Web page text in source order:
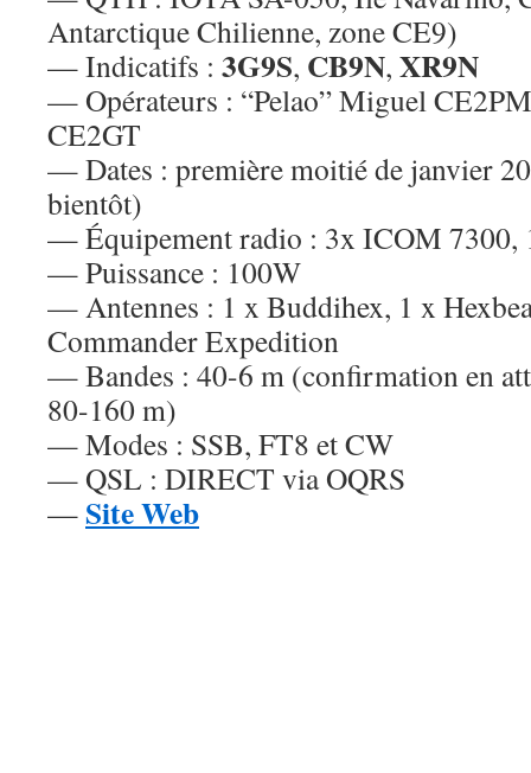
Antarctique Chilienne, zone CE9)
— Indicatifs : 3G9S, CB9N, XR9N
— Opérateurs : “Pelao” Miguel
CE2GT
— Dates : première moitié de janvier
bientôt)
— Équipement radio : 3x ICOM 7300,
— Puissance : 100W
— Antennes : 1 x Buddihex, 1 x
Commander Expedition
— Bandes : 40-6 m (confirmation en
80-160 m)
— Modes : SSB, FT8 et CW
— QSL : DIRECT via OQRS
—Site Web